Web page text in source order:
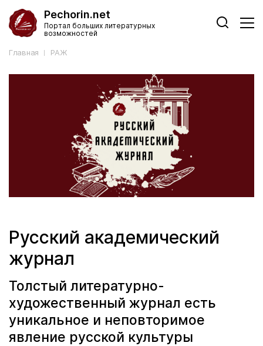
Pechorin.net
Портал больших литературных
возможностей
Главная РАЖ
Русский академический
журнал
Толстый литературно-
художественный журнал есть
уникальное и неповторимое
явление русской культуры